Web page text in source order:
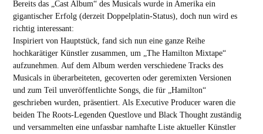
Bereits das „Cast Album“ des Musicals wurde in Amerika ein
gigantischer Erfolg (derzeit Doppelplatin-Status), doch nun wird es
richtig interessant:
Inspiriert von Hauptstück, fand sich nun eine ganze Reihe
hochkarätiger Künstler zusammen, um „The Hamilton Mixtape“
aufzunehmen. Auf dem Album werden verschiedene Tracks des
Musicals in überarbeiteten, gecoverten oder geremixten Versionen
und zum Teil unveröffentlichte Songs, die für „Hamilton“
geschrieben wurden, präsentiert. Als Executive Producer waren die
beiden The Roots-Legenden Questlove und Black Thought zuständig
und versammelten eine unfassbar namhafte Liste aktueller Künstler